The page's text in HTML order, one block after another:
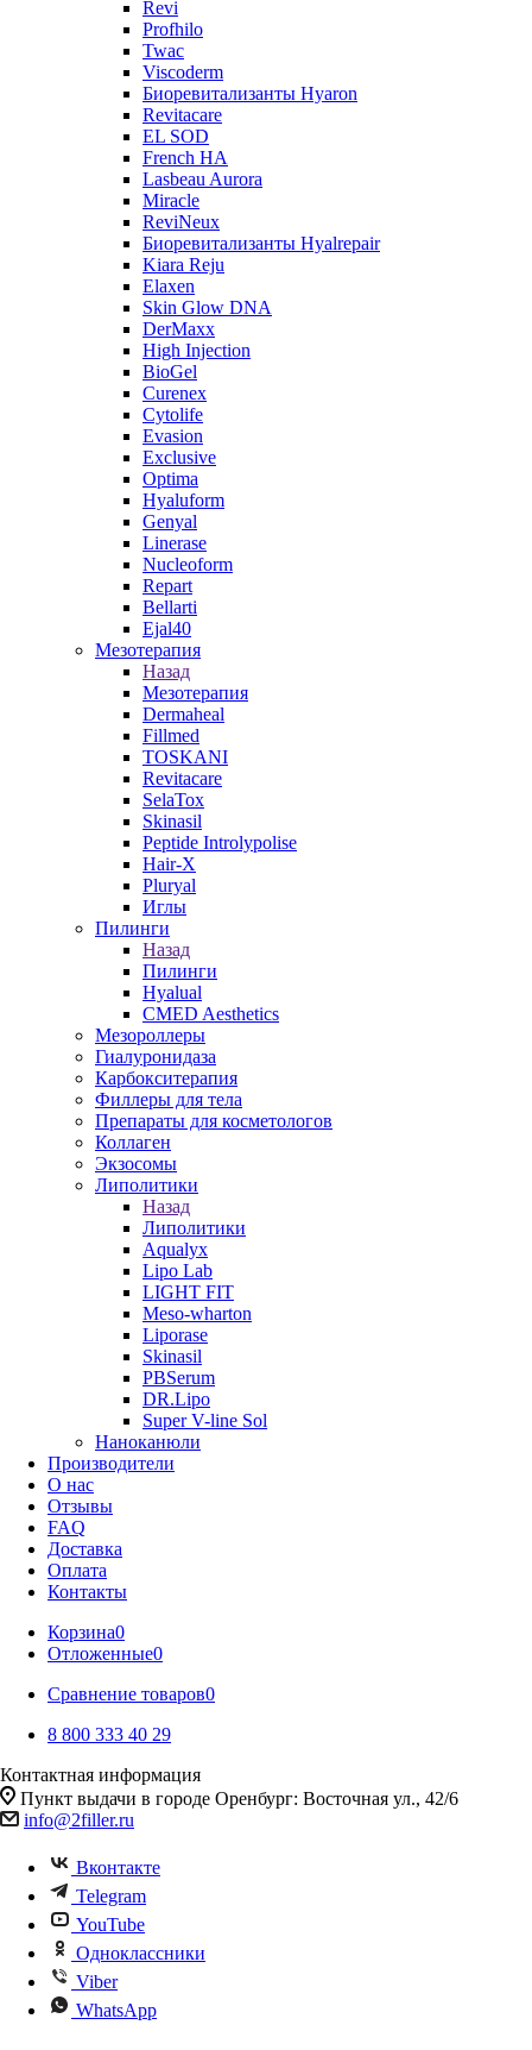
Revi
Profhilo
Twac
Viscoderm
Биоревитализанты Hyaron
Revitacare
EL SOD
French HA
Lasbeau Aurora
Miracle
ReviNeux
Биоревитализанты Hyalrepair
Kiara Reju
Elaxen
Skin Glow DNA
DerMaxx
High Injection
BioGel
Curenex
Cytolife
Evasion
Exclusive
Optima
Hyaluform
Genyal
Linerase
Nucleoform
Repart
Bellarti
Ejal40
Мезотерапия
Назад
Мезотерапия
Dermaheal
Fillmed
TOSKANI
Revitacare
SelaTox
Skinasil
Peptide Introlypolise
Hair-X
Pluryal
Иглы
Пилинги
Назад
Пилинги
Hyalual
CMED Aesthetics
Мезороллеры
Гиалуронидаза
Карбокситерапия
Филлеры для тела
Препараты для косметологов
Коллаген
Экзосомы
Липолитики
Назад
Липолитики
Aqualyx
Lipo Lab
LIGHT FIT
Meso-wharton
Liporase
Skinasil
PBSerum
DR.Lipo
Super V-line Sol
Наноканюли
Производители
О нас
Отзывы
FAQ
Доставка
Оплата
Контакты
Корзина0
Отложенные0
Сравнение товаров0
8 800 333 40 29
Контактная информация
Пункт выдачи в городе Оренбург: Восточная ул., 42/6
info@2filler.ru
Вконтакте
Telegram
YouTube
Одноклассники
Viber
WhatsApp